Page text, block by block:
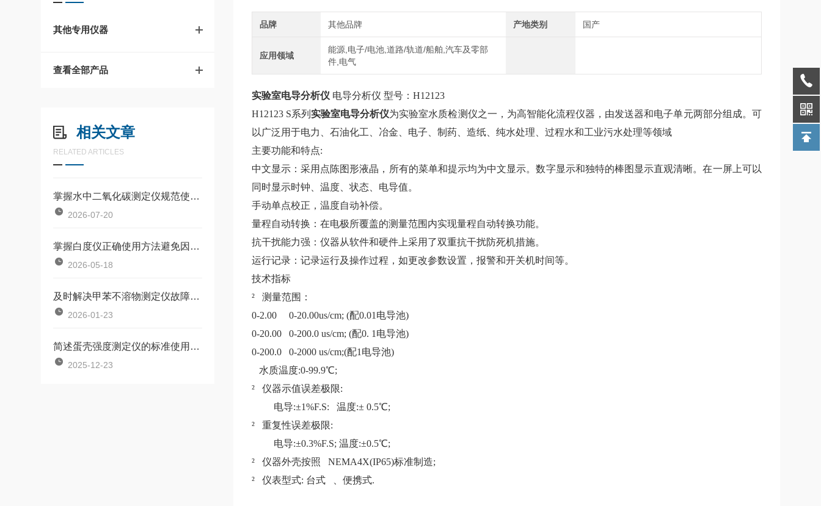
其他专用仪器
查看全部产品
相关文章
RELATED ARTICLES
掌握水中二氧化碳测定仪规范使用流程是确保数据准确可靠的前提
2026-07-20
掌握白度仪正确使用方法避免因标准板污染或操作不规范引入误差
2026-05-18
及时解决甲苯不溶物测定仪故障是保障长期安全使用的关键
2026-01-23
简述蛋壳强度测定仪的标准使用方法
2025-12-23
品牌 其他品牌 产地类别 国产
应用领域
能源,电子/电池,道路/轨道/船舶,汽车及零部
件,电气
实验室电导分析仪 电导分析仪 型号：H12123
H12123 S系列 实验室电导分析仪为实验室水质检测仪之一，为高智能化流程仪器，由发送器和电子单元两部分组成。可
以广泛用于电力、石油化工、冶金、电子、制药、造纸、纯水处理、过程水和工业污水处理等领域
主要功能和特点:
中文显示：采用点陈图形液晶，所有的菜单和提示均为中文显示。数字显示和独特的棒图显示直观清晰。在一屏上可以
同时显示时钟、温度、状态、电导值。
手动单点校正，温度自动补偿。
量程自动转换：在电极所覆盖的测量范围内实现量程自动转换功能。
抗干扰能力强：仪器从软件和硬件上采用了双重抗干扰防死机措施。
运行记录：记录运行及操作过程，如更改参数设置，报警和开关机时间等。
技术指标
² 测量范围：
0-2.00 0-20.00us/cm; (配0.01电导池)
0-20.00 0-200.0 us/cm; (配0. 1电导池)
0-200.0 0-2000 us/cm;(配1电导池)
水质温度:0-99.9℃;
² 仪器示值误差极限:
电导:±1%F.S: 温度:± 0.5℃;
² 重复性误差极限:
电导:±0.3%F.S; 温度:±0.5℃;
² 仪器外壳按照 NEMA4X(IP65)标准制造;
² 仪表型式: 台式 、便携式.